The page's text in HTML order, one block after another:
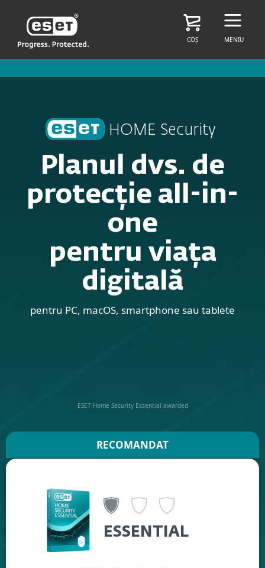
COȘ MENIU
HOME Security
Planul dvs. de
protecție all-in-
one
pentru viața
digitală
pentru PC, macOS, smartphone sau tablete
ESET Home Security Essential awarded
RECOMANDAT
ESSENTIAL